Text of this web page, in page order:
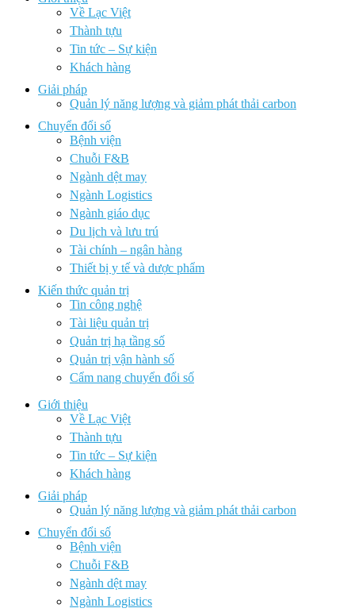
Về Lạc Việt
Thành tựu
Tin tức – Sự kiện
Khách hàng
Giải pháp
Quản lý năng lượng và giảm phát thải carbon
Chuyển đổi số
Bệnh viện
Chuỗi F&B
Ngành dệt may
Ngành Logistics
Ngành giáo dục
Du lịch và lưu trú
Tài chính – ngân hàng
Thiết bị y tế và dược phẩm
Kiến thức quản trị
Tin công nghệ
Tài liệu quản trị
Quản trị hạ tầng số
Quản trị vận hành số
Cẩm nang chuyển đổi số
Giới thiệu
Về Lạc Việt
Thành tựu
Tin tức – Sự kiện
Khách hàng
Giải pháp
Quản lý năng lượng và giảm phát thải carbon
Chuyển đổi số
Bệnh viện
Chuỗi F&B
Ngành dệt may
Ngành Logistics